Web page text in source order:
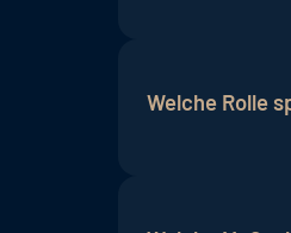
Welche Rolle
beitragen,